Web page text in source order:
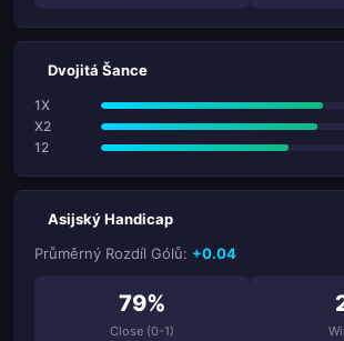
Dvojitá Šance
1X
X2
12
Asijský Handicap
Průměrný Rozdíl Gólů: +0.04
79%
Close (0-1)